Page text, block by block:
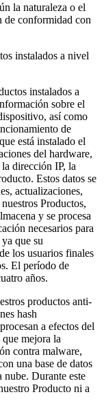
la naturaleza o el
de conformidad con
instalados a nivel
instalados a
sobre el
así como
de
está instalado el
del hardware,
dirección IP, la
Estos datos se
actualizaciones,
Productos,
y se procesa
necesarios para
que su
los usuarios finales
El período de
años.
productos anti-
hash
a efectos del
mejora la
contra malware,
una base de datos
nube. Durante este
Producto ni a